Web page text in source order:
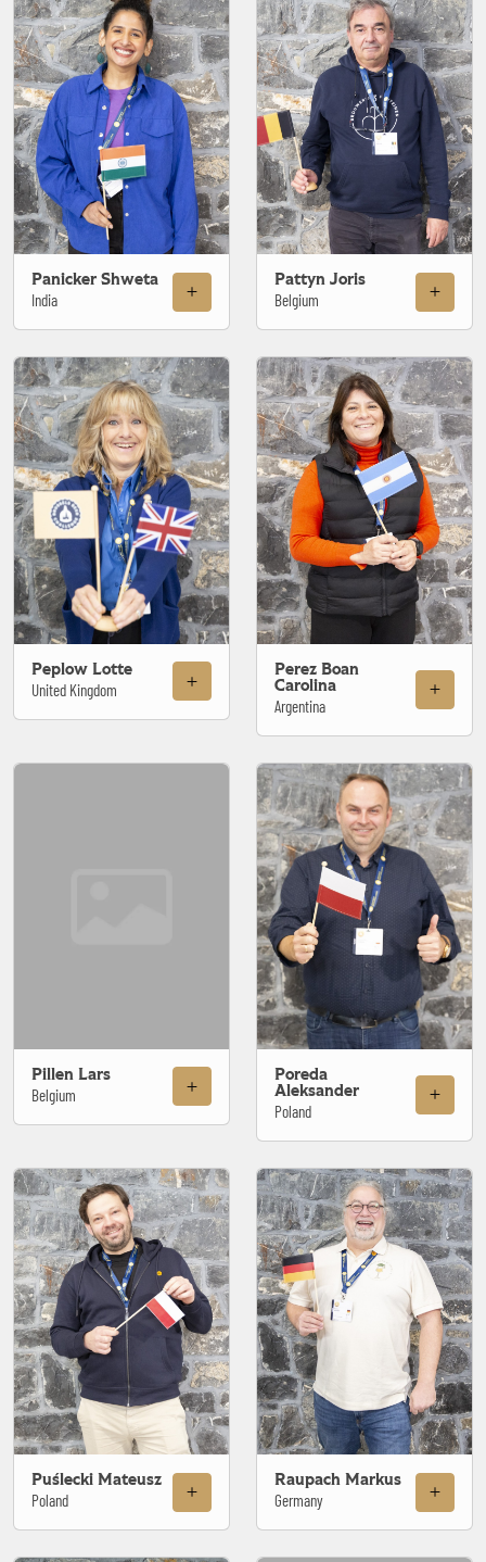
Panicker Shweta
India
Pattyn Joris
Belgium
Peplow Lotte
United Kingdom
Perez Boan
Carolina
Argentina
Pillen Lars
Belgium
Poreda
Aleksander
Poland
Puślecki Mateusz
Poland
Raupach Markus
Germany